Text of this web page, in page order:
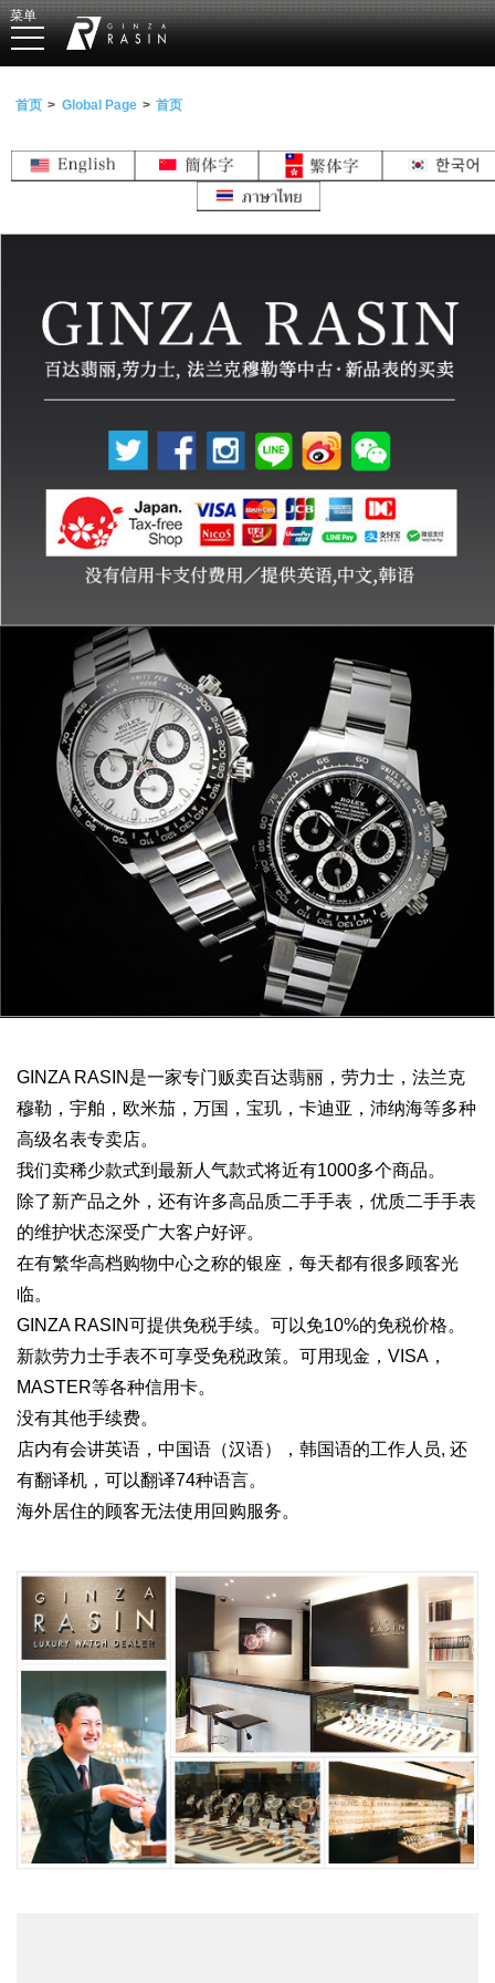
菜单
首页 Global Page 首页
GINZA RASIN是一家专门贩卖百达翡丽，劳力士，法兰克
穆勒，宇舶，欧米茄，万国，宝玑，卡迪亚，沛纳海等多种
高级名表专卖店。
我们卖稀少款式到最新人气款式将近有1000多个商品。
除了新产品之外，还有许多高品质二手手表，优质二手手表
的维护状态深受广大客户好评。
在有繁华高档购物中心之称的银座，每天都有很多顾客光
临。
GINZA RASIN可提供免税手续。可以免10%的免税价格。
新款劳力士手表不可享受免税政策。可用现金，VISA，
MASTER等各种信用卡。
没有其他手续费。
店内有会讲英语，中国语（汉语），韩国语的工作人员, 还
有翻译机，可以翻译74种语言。
海外居住的顾客无法使用回购服务。